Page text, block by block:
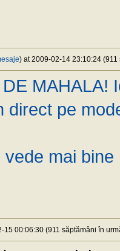
) at 2009-02-14 23:10:24
MAHALA!
direct pe
vede mai bine
15 00:06:30 (911 săptămâni în